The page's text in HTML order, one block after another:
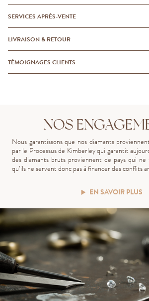
SERVICES APRÈS-VENTE
LIVRAISON & RETOUR
TÉMOIGNAGES CLIENTS
NOS
Nous garantissons que nos diamants
par le Processus de Kimberley qui garantit
des diamants bruts proviennent de pays qui
qu’ils ne servent donc pas à financer des conflits
EN SAVOIR PLUS